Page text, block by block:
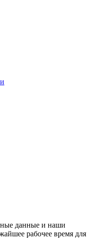
данные и наши
рабочее время для